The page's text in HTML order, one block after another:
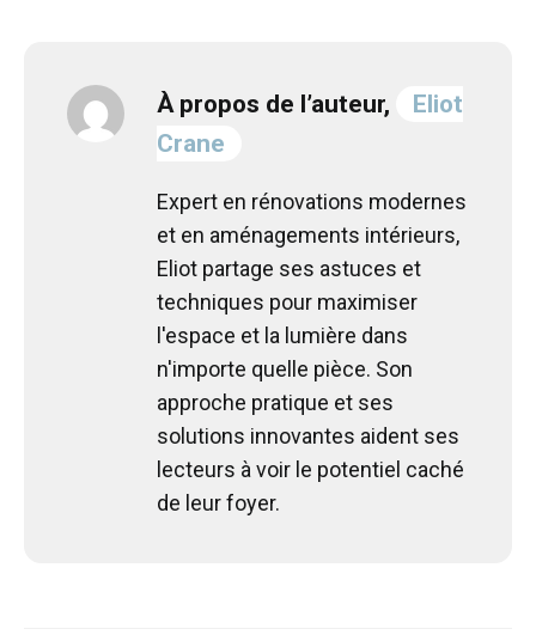
À propos de l’auteur,
Eliot
Crane
Expert en rénovations modernes
et en aménagements intérieurs,
Eliot partage ses astuces et
techniques pour maximiser
l'espace et la lumière dans
n'importe quelle pièce. Son
approche pratique et ses
solutions innovantes aident ses
lecteurs à voir le potentiel caché
de leur foyer.